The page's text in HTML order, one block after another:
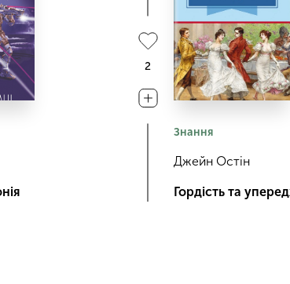
Знання
Джейн Остін
Гордість та
2